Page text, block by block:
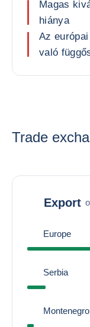
Magas
hiánya
Az
való
Trade
Export
Europe
Serbia
Montenegro